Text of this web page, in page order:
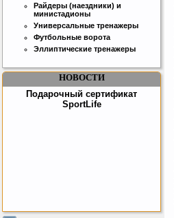
Райдеры (наездники) и
министадионы
Универсальные тренажеры
Футбольные ворота
Эллиптические тренажеры
НОВОСТИ
Подарочный сертификат
SportLife